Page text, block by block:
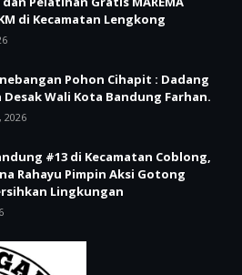
di Kecamatan Lengkong
Pohon Cihapit : Dadang
Desak Wali Kota Bandung Farhan.
2026
#13 di Kecamatan Coblong,
Rahayu Pimpin Aksi Gotong
Lingkungan